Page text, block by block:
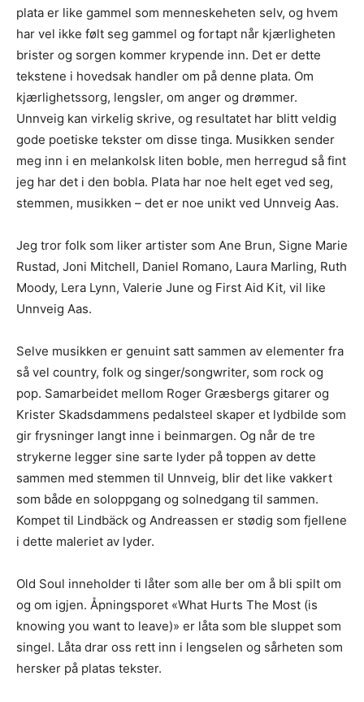
plata er like gammel som menneskeheten selv, og hvem
har vel ikke følt seg gammel og fortapt når kjærligheten
brister og sorgen kommer krypende inn. Det er dette
tekstene i hovedsak handler om på denne plata. Om
kjærlighetssorg, lengsler, om anger og drømmer.
Unnveig kan virkelig skrive, og resultatet har blitt veldig
gode poetiske tekster om disse tinga. Musikken sender
meg inn i en melankolsk liten boble, men herregud så fint
jeg har det i den bobla. Plata har noe helt eget ved seg,
stemmen, musikken – det er noe unikt ved Unnveig Aas.
Jeg tror folk som liker artister som Ane Brun, Signe Marie
Rustad, Joni Mitchell, Daniel Romano, Laura Marling, Ruth
Moody, Lera Lynn, Valerie June og First Aid Kit, vil like
Unnveig Aas.
Selve musikken er genuint satt sammen av elementer fra
så vel country, folk og singer/songwriter, som rock og
pop. Samarbeidet mellom Roger Græsbergs gitarer og
Krister Skadsdammens pedalsteel skaper et lydbilde som
gir frysninger langt inne i beinmargen. Og når de tre
strykerne legger sine sarte lyder på toppen av dette
sammen med stemmen til Unnveig, blir det like vakkert
som både en soloppgang og solnedgang til sammen.
Kompet til Lindbäck og Andreassen er stødig som fjellene
i dette maleriet av lyder.
Old Soul inneholder ti låter som alle ber om å bli spilt om
og om igjen. Åpningsporet «What Hurts The Most (is
knowing you want to leave)» er låta som ble sluppet som
singel. Låta drar oss rett inn i lengselen og sårheten som
hersker på platas tekster.